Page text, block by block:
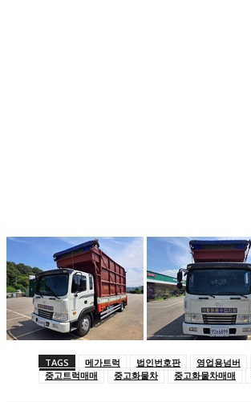
TAGS 메가트럭 법인번호판 영업용넘버
중고트럭매매
중고화물차 중고화물차매매